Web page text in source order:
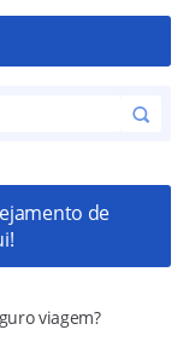
de
viagem?